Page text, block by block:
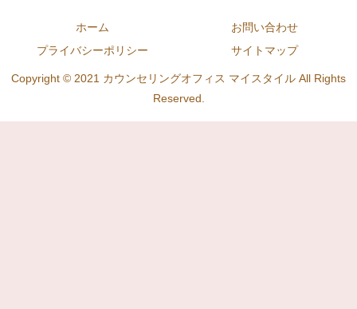
ホーム
お問い合わせ
プライバシーポリシー
サイトマップ
Copyright © 2021 カウンセリングオフィス マイスタイル All Rights
Reserved.